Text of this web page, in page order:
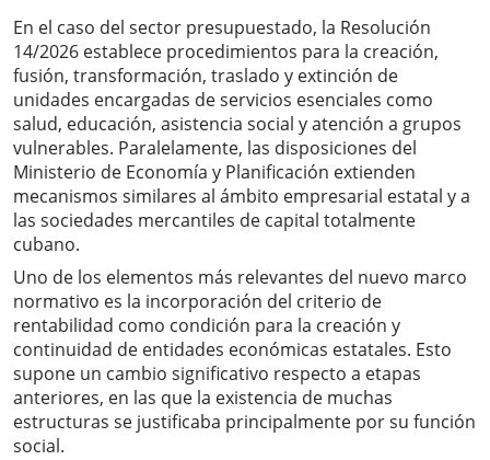
En el caso del sector presupuestado, la Resolución
14/2026 establece procedimientos para la creación,
fusión, transformación, traslado y extinción de
unidades encargadas de servicios esenciales como
salud, educación, asistencia social y atención a grupos
vulnerables. Paralelamente, las disposiciones del
Ministerio de Economía y Planificación extienden
mecanismos similares al ámbito empresarial estatal y a
las sociedades mercantiles de capital totalmente
cubano.
Uno de los elementos más relevantes del nuevo marco
normativo es la incorporación del criterio de
rentabilidad como condición para la creación y
continuidad de entidades económicas estatales. Esto
supone un cambio significativo respecto a etapas
anteriores, en las que la existencia de muchas
estructuras se justificaba principalmente por su función
social.